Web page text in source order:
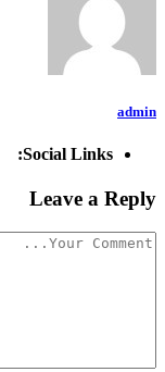
admin
Social Links:
Leave a Reply